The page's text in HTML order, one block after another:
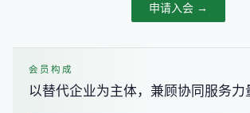
申请入会 →
会员构成
以替代企业为主体，兼顾协同服务力